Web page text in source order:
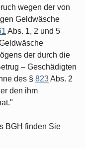
wegen der von
Geldwäsche
Abs. 1, 2 und 5
der durch die
– Geschädigten
des § 823Abs. 2
den ihm
BGH finden Sie